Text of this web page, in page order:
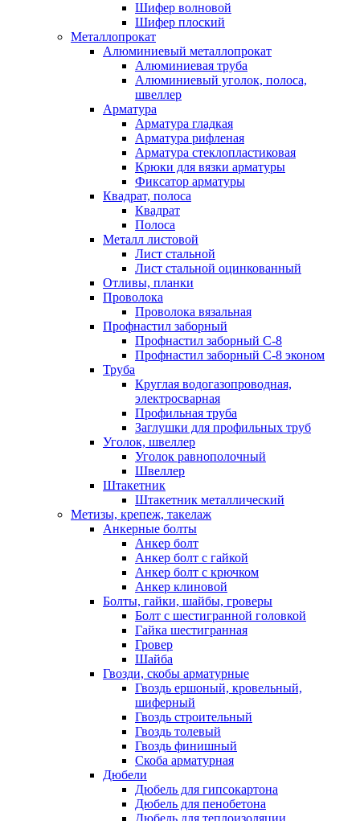
Шифер волновой
Шифер плоский
Металлопрокат
Алюминиевый металлопрокат
Алюминиевая труба
Алюминиевый уголок, полоса,
швеллер
Арматура
Арматура гладкая
Арматура рифленая
Арматура стеклопластиковая
Крюки для вязки арматуры
Фиксатор арматуры
Квадрат, полоса
Квадрат
Полоса
Металл листовой
Лист стальной
Лист стальной оцинкованный
Отливы, планки
Проволока
Проволока вязальная
Профнастил заборный
Профнастил заборный С-8
Профнастил заборный С-8 эконом
Труба
Круглая водогазопроводная,
электросварная
Профильная труба
Заглушки для профильных труб
Уголок, швеллер
Уголок равнополочный
Швеллер
Штакетник
Штакетник металлический
Метизы, крепеж, такелаж
Анкерные болты
Анкер болт
Анкер болт с гайкой
Анкер болт с крючком
Анкер клиновой
Болты, гайки, шайбы, гроверы
Болт c шестигранной головкой
Гайка шестигранная
Гровер
Шайба
Гвозди, скобы арматурные
Гвоздь ершоный, кровельный,
шиферный
Гвоздь строительный
Гвоздь толевый
Гвоздь финишный
Скоба арматурная
Дюбели
Дюбель для гипсокартона
Дюбель для пенобетона
Дюбель для теплоизоляции